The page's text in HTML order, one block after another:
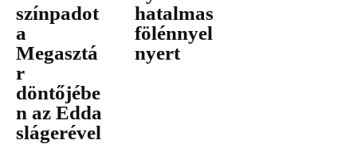
színpadot
a
Megasztá
r
döntőjébe
n az Edda
slágerével
hatalmas
fölénnyel
nyert